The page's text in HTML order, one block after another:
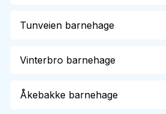
Tunveien barnehage
Vinterbro barnehage
Åkebakke barnehage